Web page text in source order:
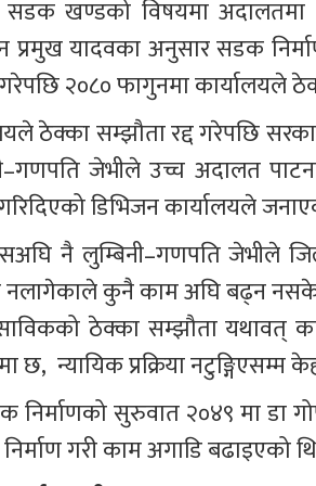
खण्डको विषयमा
प्रमुख यादवका अनुसार सडक
२०८० फागुनमा कार्यालयले
ठेक्का सम्झौता रद्द गरेपछि
जेभीले उच्च अदालत
डिभिजन कार्यालयले
नै लुम्बिनी–गणपति जेभीले
नलागेकाले कुनै काम अघि बढ्न
ठेक्का सम्झौता यथावत्
छ,  न्यायिक प्रक्रिया नटुङ्गिएसम्म
निर्माणको सुरुवात २०४९ मा डा
गरी काम अगाडि बढाइएको